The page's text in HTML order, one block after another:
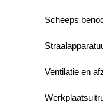
Scheeps
Ventilatie en